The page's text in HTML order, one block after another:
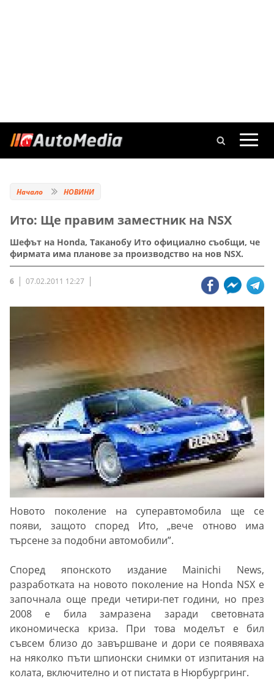
Начало НОВИНИ
Ито: Ще правим заместник на NSX
Шефът на Honda, Таканобу Ито официално съобщи, че
фирмата има планове за производство на нов NSX.
6 07.02.2011 12:27
Новото поколение на суперавтомобила ще се
появи, защото според Ито, „вече отново има
търсене за подобни автомобили”.
Според японското издание Mainichi News,
разработката на новото поколение на Honda NSX е
започнала още преди четири-пет години, но през
2008 е била замразена заради световната
икономическа криза. При това моделът е бил
съвсем близо до завършване и дори се появяваха
на няколко пъти шпионски снимки от изпитания на
колата, включително и от пистата в Нюрбургринг.